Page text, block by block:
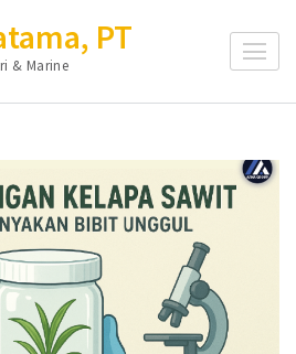
PT
& Marine